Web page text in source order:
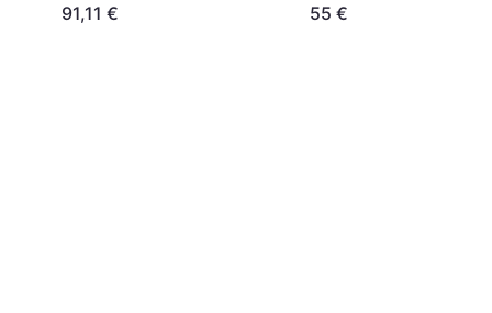
91,11 €
55 €